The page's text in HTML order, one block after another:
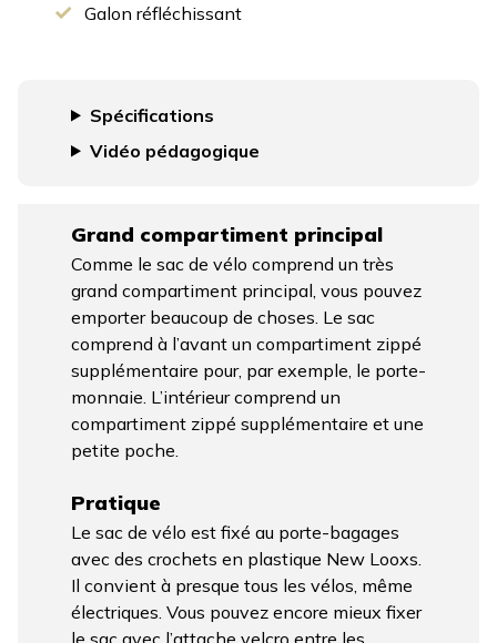
Galon réfléchissant
Spécifications
Vidéo pédagogique
Grand compartiment principal
Comme le sac de vélo comprend un très
grand compartiment principal, vous pouvez
emporter beaucoup de choses. Le sac
comprend à l’avant un compartiment zippé
supplémentaire pour, par exemple, le porte-
monnaie. L’intérieur comprend un
compartiment zippé supplémentaire et une
petite poche.
Pratique
Le sac de vélo est fixé au porte-bagages
avec des crochets en plastique New Looxs.
Il convient à presque tous les vélos, même
électriques. Vous pouvez encore mieux fixer
le sac avec l’attache velcro entre les